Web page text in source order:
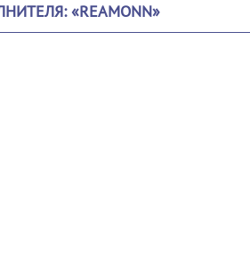
«REAMONN»